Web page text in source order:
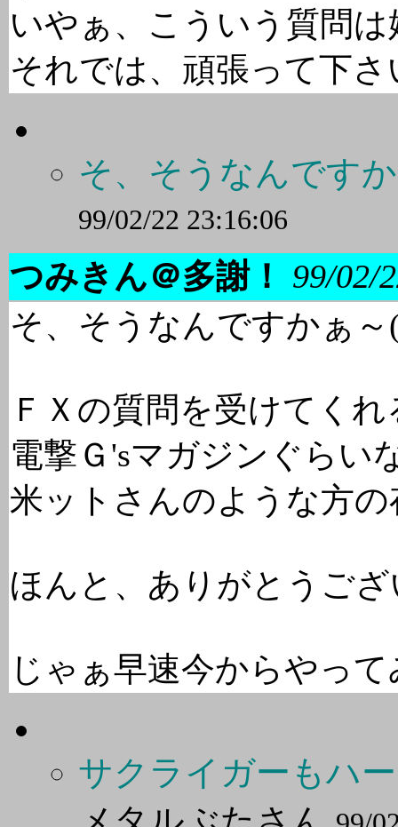
いやぁ、こういう質問
それでは、頑張って下さ
そ、そうなんです
99/02/22 23:16:06
つみきん＠多謝！
99/02/
そ、そうなんですかぁ～
ＦＸの質問を受けてく
電撃Ｇ'sマガジンぐらい
米ットさんのような方
ほんと、ありがとうご
じゃぁ早速今からやっ
サクライガーもハ